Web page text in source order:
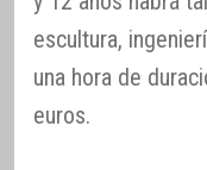
escultura,
una hora de
euros.